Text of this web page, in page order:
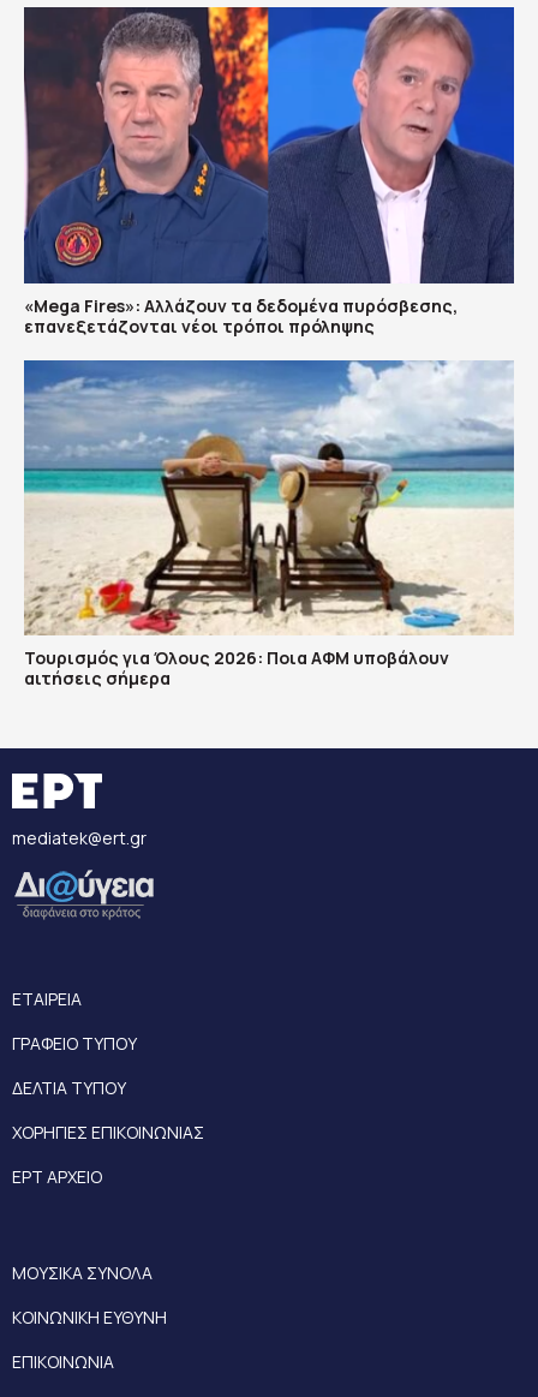
«Mega Fires»: Αλλάζουν τα δεδομένα πυρόσβεσης,
επανεξετάζονται νέοι τρόποι πρόληψης
Τουρισμός για Όλους 2026: Ποια ΑΦΜ υποβάλουν
αιτήσεις σήμερα
mediatek@ert.gr
ΕΤΑΙΡΕΙΑ
ΓΡΑΦΕΙΟ ΤΥΠΟΥ
ΔΕΛΤΙΑ ΤΥΠΟΥ
ΧΟΡΗΓΙΕΣ ΕΠΙΚΟΙΝΩΝΙΑΣ
ΕΡΤ ΑΡΧΕΙΟ
ΜΟΥΣΙΚΑ ΣΥΝΟΛΑ
ΚΟΙΝΩΝΙΚΗ ΕΥΘΥΝΗ
ΕΠΙΚΟΙΝΩΝΙΑ